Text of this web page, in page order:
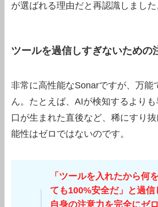
が選ばれる理由だと再認識しました
ツールを過信しすぎないための
非常に高性能なSonarですが、万能
ん。たとえば、AIが検知するより
口が生まれた直後など、稀にすり
能性はゼロではないのです。
「ツールを入れたから何
ても100%安全だ」と過信
自身の注意力を完全にゼ